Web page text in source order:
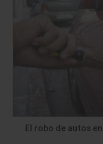
El robo de autos